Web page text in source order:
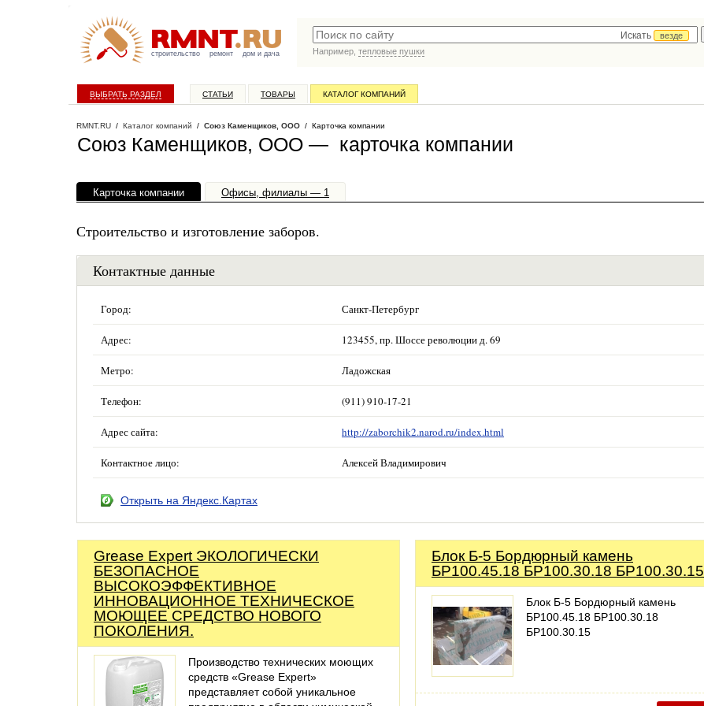
строительство ремонт дом и дача
Искать
везде
Например, тепловые пушки
ВЫБРАТЬ РАЗДЕЛ СТАТЬИ ТОВАРЫ КАТАЛОГ КОМПАНИЙ
RMNT.RU / Каталог компаний / Союз Каменщиков, ООО / Карточка компании
Союз Каменщиков, ООО — карточка компании
Карточка компании Офисы, филиалы — 1
Строительство и изготовление заборов.
Контактные данные
Город: Санкт-Петербург
Адрес: 123455, пр. Шоссе революции д. 69
Метро: Ладожская
Телефон: (911) 910-17-21
Адрес сайта: http://zaborchik2.narod.ru/index.html
Контактное лицо: Алексей Владимирович
Открыть на Яндекс.Картах
Grease Expert ЭКОЛОГИЧЕСКИ
БЕЗОПАСНОЕ
ВЫСОКОЭФФЕКТИВНОЕ
ИННОВАЦИОННОЕ ТЕХНИЧЕСКОЕ
МОЮЩЕЕ СРЕДСТВО НОВОГО
ПОКОЛЕНИЯ.
Производство технических моющих
средств «Grease Expert»
представляет собой уникальное
Блок Б-5 Бордюрный камень
БР100.45.18 БР100.30.18 БР100.30.15
Блок Б-5 Бордюрный камень
БР100.45.18 БР100.30.18
БР100.30.15